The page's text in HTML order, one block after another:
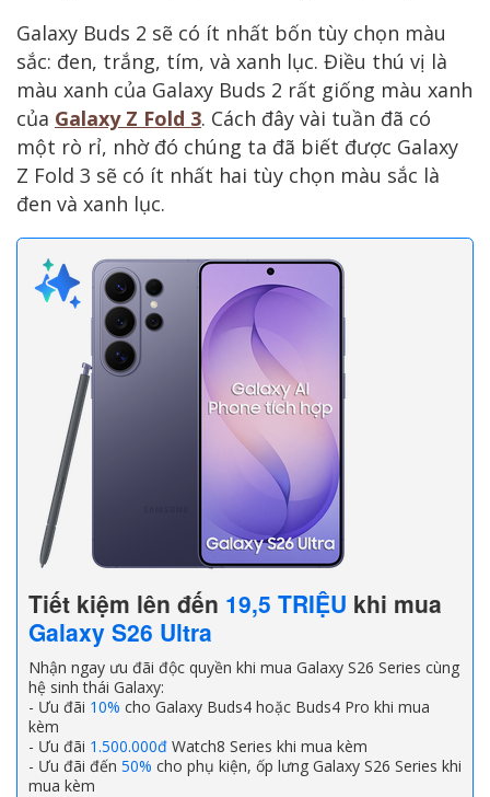
Galaxy Buds 2 sẽ có ít nhất bốn tùy chọn màu
sắc: đen, trắng, tím, và xanh lục. Điều thú vị là
màu xanh của Galaxy Buds 2 rất giống màu xanh
của Galaxy Z Fold 3. Cách đây vài tuần đã có
một rò rỉ, nhờ đó chúng ta đã biết được Galaxy
Z Fold 3 sẽ có ít nhất hai tùy chọn màu sắc là
đen và xanh lục.
Tiết kiệm lên đến 19,5 TRIỆU khi mua
Galaxy S26 Ultra
Nhận ngay ưu đãi độc quyền khi mua Galaxy S26 Series cùng
hệ sinh thái Galaxy:
- Ưu đãi 10% cho Galaxy Buds4 hoặc Buds4 Pro khi mua
kèm
- Ưu đãi 1.500.000đ Watch8 Series khi mua kèm
- Ưu đãi đến 50% cho phụ kiện, ốp lưng Galaxy S26 Series khi
mua kèm